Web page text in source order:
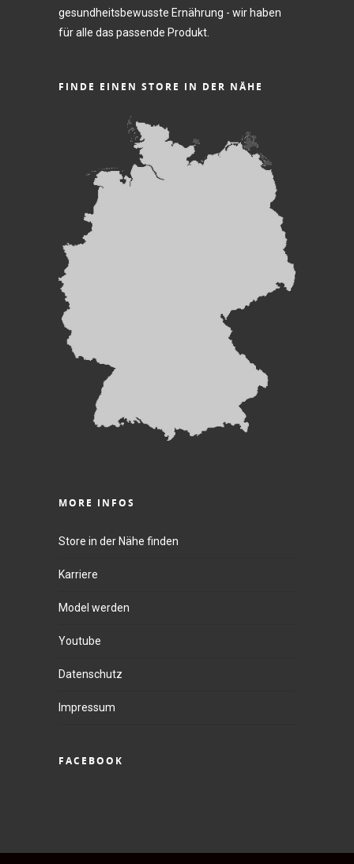
gesundheitsbewusste Ernährung - wir haben
für alle das passende Produkt.
FINDE EINEN STORE IN DER NÄHE
MORE INFOS
Store in der Nähe finden
Karriere
Model werden
Youtube
Datenschutz
Impressum
FACEBOOK